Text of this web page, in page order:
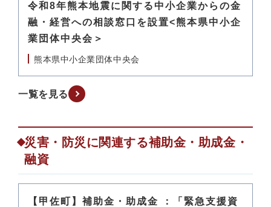
令和8年熊本地震に関する中小企業からの金
融・経営への相談窓口を設置<熊本県中小企
業団体中央会＞
熊本県中小企業団体中央会
一覧を見る
災害・防災に関連する補助金・助成金・
融資
【甲佐町】補助金・助成金 ：「緊急支援資